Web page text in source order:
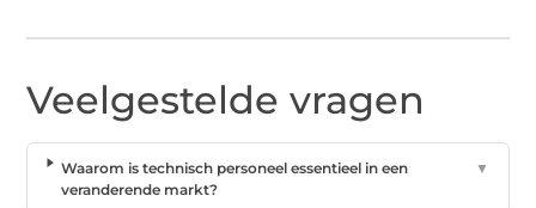
Veelgestelde vragen
Waarom is technisch personeel essentieel in een
veranderende markt?
▼